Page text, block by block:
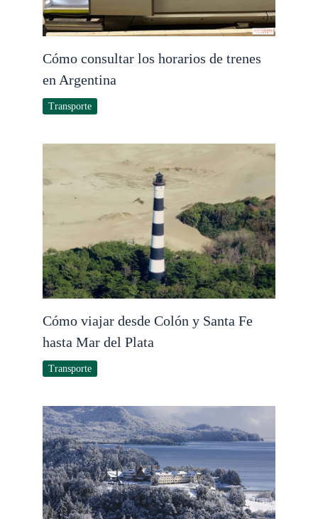
Cómo consultar los horarios de trenes
en Argentina
Transporte
Cómo viajar desde Colón y Santa Fe
hasta Mar del Plata
Transporte